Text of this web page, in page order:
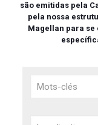
são emitidas pela
pela nossa
Magellan para se